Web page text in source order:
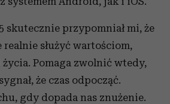
skutecznie przypomniał mi, że
służyć wartościom,
Pomaga zwolnić wtedy,
że czas odpocząć.
gdy dopada nas znużenie.